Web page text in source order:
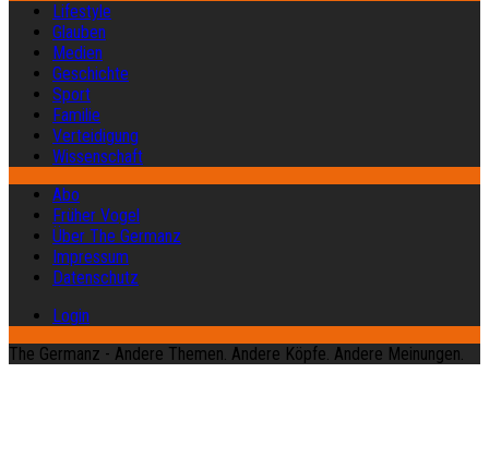
Lifestyle
Glauben
Medien
Geschichte
Sport
Familie
Verteidigung
Wissenschaft
Abo
Früher Vogel
Über The Germanz
Impressum
Datenschutz
Login
The Germanz - Andere Themen. Andere Köpfe. Andere Meinungen.